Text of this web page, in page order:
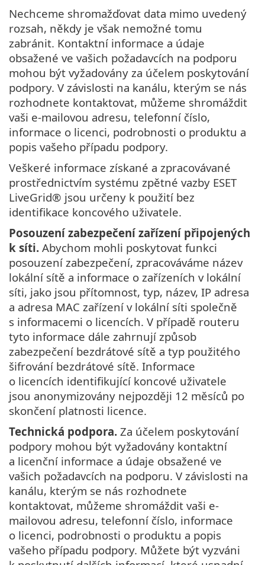
Nechceme shromažďovat data mimo uvedený
rozsah, někdy je však nemožné tomu
zabránit. Kontaktní informace a údaje
obsažené ve vašich požadavcích na podporu
mohou být vyžadovány za účelem poskytování
podpory. V závislosti na kanálu, kterým se nás
rozhodnete kontaktovat, můžeme shromáždit
vaši e-mailovou adresu, telefonní číslo,
informace o licenci, podrobnosti o produktu a
popis vašeho případu podpory.
Veškeré informace získané a zpracovávané
prostřednictvím systému zpětné vazby ESET
LiveGrid® jsou určeny k použití bez
identifikace koncového uživatele.
Posouzení zabezpečení zařízení připojených
k síti. Abychom mohli poskytovat funkci
posouzení zabezpečení, zpracováváme název
lokální sítě a informace o zařízeních v lokální
síti, jako jsou přítomnost, typ, název, IP adresa
a adresa MAC zařízení v lokální síti společně
s informacemi o licencích. V případě routeru
tyto informace dále zahrnují způsob
zabezpečení bezdrátové sítě a typ použitého
šifrování bezdrátové sítě. Informace
o licencích identifikující koncové uživatele
jsou anonymizovány nejpozději 12 měsíců po
skončení platnosti licence.
Technická podpora. Za účelem poskytování
podpory mohou být vyžadovány kontaktní
a licenční informace a údaje obsažené ve
vašich požadavcích na podporu. V závislosti na
kanálu, kterým se nás rozhodnete
kontaktovat, můžeme shromáždit vaši e-
mailovou adresu, telefonní číslo, informace
o licenci, podrobnosti o produktu a popis
vašeho případu podpory. Můžete být vyzváni